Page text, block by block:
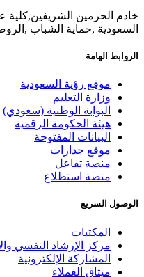
خادم الحرمين
السعودية ,حماية الشباب
الروابط الهامة
موقع رؤية السعودية
وزارة التعليم
البوابة الوطنية (سعودي)
هيئة الحكومة الرقمية
البيانات المفتوحة
موقع جدارات
منصة تفاعل
منصة استطلاع
الوصول السريع
المكتبات
مركز الإرشاد النفسي
المشاركة الإلكترونية
ميثاق العملاء